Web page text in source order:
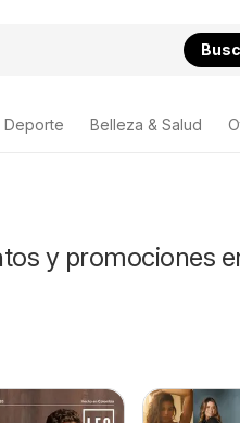
Deporte Belleza & Salud
y promociones